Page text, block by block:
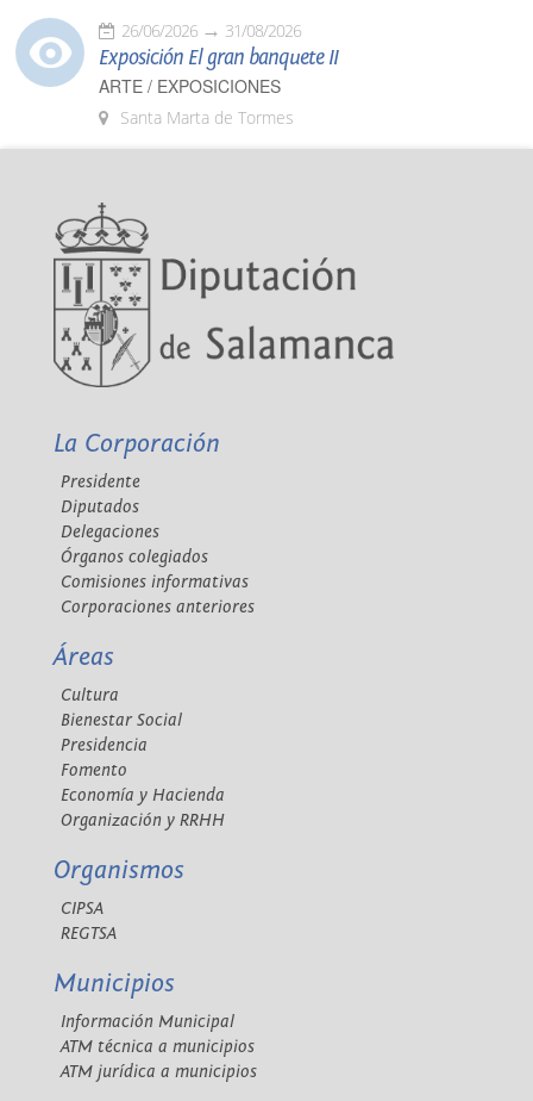
26/06/2026 31/08/2026
Exposición El gran banquete II
ARTE / EXPOSICIONES
Santa Marta de Tormes
La Corporación
Presidente
Diputados
Delegaciones
Órganos colegiados
Comisiones informativas
Corporaciones anteriores
Áreas
Cultura
Bienestar Social
Presidencia
Fomento
Economía y Hacienda
Organización y RRHH
Organismos
CIPSA
REGTSA
Municipios
Información Municipal
ATM técnica a municipios
ATM jurídica a municipios